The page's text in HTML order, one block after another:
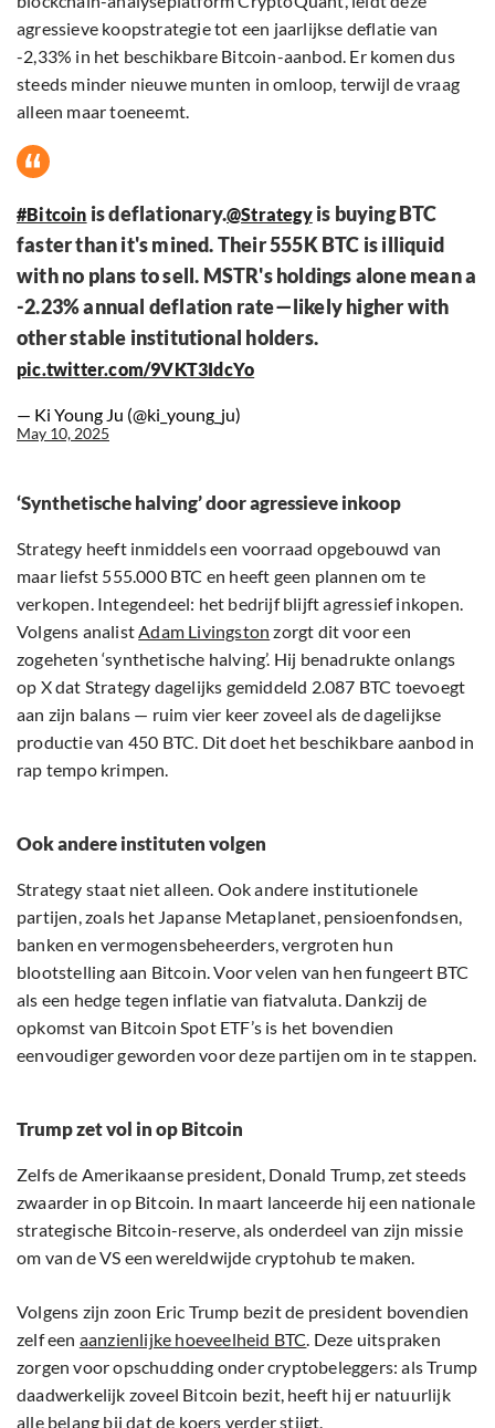
agressieve koopstrategie tot een jaarlijkse deflatie van
-2,33% in het beschikbare Bitcoin-aanbod. Er komen dus
steeds minder nieuwe munten in omloop, terwijl de vraag
alleen maar toeneemt.
#Bitcoin is deflationary.@Strategyis buying BTC
faster than it's mined. Their 555K BTC is illiquid
with no plans to sell. MSTR's holdings alone mean a
-2.23% annual deflation rate—likely higher with
other stable institutional holders.
pic.twitter.com/9VKT3IdcYo
— Ki Young Ju (@ki_young_ju)
May 10, 2025
‘Synthetische halving’ door agressieve inkoop
Strategy heeft inmiddels een voorraad opgebouwd van
maar liefst 555.000 BTC en heeft geen plannen om te
verkopen. Integendeel: het bedrijf blijft agressief inkopen.
Volgens analistAdam Livingston zorgt dit voor een
zogeheten ‘synthetische halving’. Hij benadrukte onlangs
op X dat Strategy dagelijks gemiddeld 2.087 BTC toevoegt
aan zijn balans — ruim vier keer zoveel als de dagelijkse
productie van 450 BTC. Dit doet het beschikbare aanbod in
rap tempo krimpen.
Ook andere instituten volgen
Strategy staat niet alleen. Ook andere institutionele
partijen, zoals het Japanse Metaplanet, pensioenfondsen,
banken en vermogensbeheerders, vergroten hun
blootstelling aan Bitcoin. Voor velen van hen fungeert BTC
als een hedge tegen inflatie van fiatvaluta. Dankzij de
opkomst van Bitcoin Spot ETF’s is het bovendien
eenvoudiger geworden voor deze partijen om in te stappen.
Trump zet vol in op Bitcoin
Zelfs de Amerikaanse president, Donald Trump, zet steeds
zwaarder in op Bitcoin. In maart lanceerde hij een nationale
strategische Bitcoin-reserve, als onderdeel van zijn missie
om van de VS een wereldwijde cryptohub te maken.
Volgens zijn zoon Eric Trump bezit de president bovendien
zelf een aanzienlijke hoeveelheid BTC. Deze uitspraken
zorgen voor opschudding onder cryptobeleggers: als Trump
daadwerkelijk zoveel Bitcoin bezit, heeft hij er natuurlijk
alle belang bij dat de koers verder stijgt.